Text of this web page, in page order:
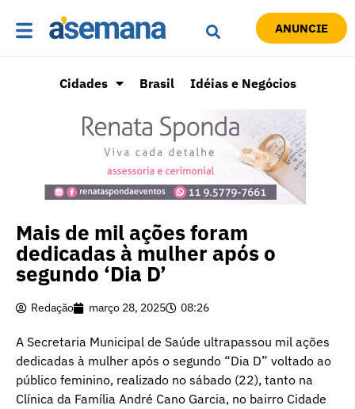
ANUNCIE
Cidades Brasil Idéias e Negócios
Mais de mil ações foram
dedicadas à mulher após o
segundo ‘Dia D’
Redação março 28, 2025 08:26
A Secretaria Municipal de Saúde ultrapassou mil ações
dedicadas à mulher após o segundo “Dia D” voltado ao
público feminino, realizado no sábado (22), tanto na
Clínica da Família André Cano Garcia, no bairro Cidade